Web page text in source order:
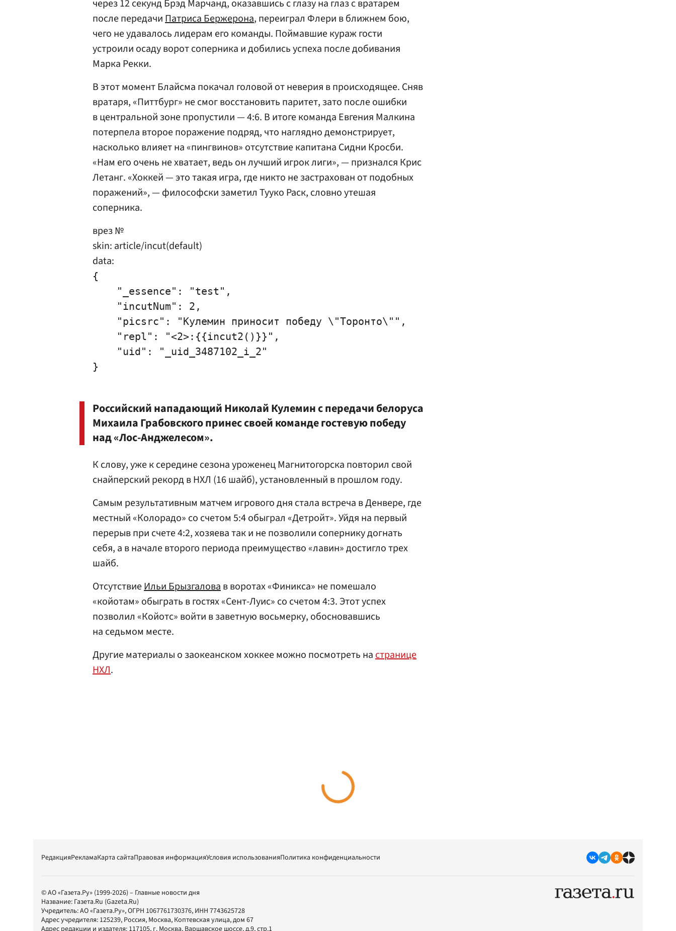
через 12 секунд Брэд Марчанд, оказавшись с глазу на глаз с вратарем
после передачиПатриса Бержерона, переиграл Флери в ближнем бою,
чего не удавалось лидерам его команды. Поймавшие кураж гости
устроили осаду ворот соперника и добились успеха после добивания
Марка Рекки.
В этот момент Блайсма покачал головой от неверия в происходящее. Сняв
вратаря, «Питтбург» не смог восстановить паритет, зато после ошибки
в центральной зоне пропустили — 4:6. В итоге команда Евгения Малкина
потерпела второе поражение подряд, что наглядно демонстрирует,
насколько влияет на «пингвинов» отсутствие капитана Сидни Кросби.
«Нам его очень не хватает, ведь он лучший игрок лиги», — признался Крис
Летанг. «Хоккей — это такая игра, где никто не застрахован от подобных
поражений», — философски заметил Тууко Раск, словно утешая
соперника.
врез №
skin: article/incut(default)
data:
{
    "_essence": "test",
    "incutNum": 2,
    "picsrc": "Кулемин приносит победу \"Торонто\"",
    "repl": "<2>:{{incut2()}}",
    "uid": "_uid_3487102_i_2"
Российский нападающий НиколайКулеминс передачи белоруса
Михаила Грабовскогопринес своей команде гостевую победу
над «Лос-Анджелесом».
К слову, уже к середине сезона уроженец Магнитогорска повторил свой
снайперский рекорд в НХЛ (16 шайб), установленный в прошлом году.
Самым результативным матчем игрового дня стала встреча в Денвере, где
местный «Колорадо» со счетом 5:4 обыграл «Детройт». Уйдя на первый
перерыв при счете 4:2, хозяева так и не позволили сопернику догнать
себя, а в начале второго периода преимущество «лавин» достигло трех
шайб.
ОтсутствиеИльи Брызгаловав воротах «Финикса» не помешало
«койотам» обыграть в гостях «Сент-Луис» со счетом 4:3. Этот успех
позволил «Койотс» войти в заветную восьмерку, обосновавшись
на седьмом месте.
Другие материалы о заокеанском хоккее можно посмотреть настранице
НХЛ.
РедакцияРекламаКарта сайтаПравовая информацияУсловия использованияПолитика конфиденциальности
© АО «Газета.Ру» (1999-2026) – Главные новости дня
Название: Газета.Ru (Gazeta.Ru)
Учредитель:АО «Газета.Ру», ОГРН 1067761730376, ИНН 7743625728
Адрес учредителя: 125239, Россия, Москва, Коптевская улица, дом 67
Адрес редакции и издателя: 117105, г. Москва, Варшавское шоссе, д.9, стр.1